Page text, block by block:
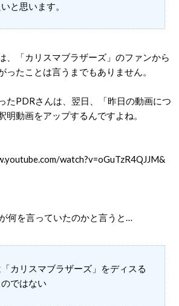
と思います。
、「カリスマブラザーズ」のファンから
ったことは言うまでもありません。
たPDRさんは、翌日、「昨日の動画につ
明動画をアップするんですよね。
watch?v=oGuTzR4QJJM&
何を言っていたのかと言うと…
「カリスマブラザーズ」をディスる
ではない